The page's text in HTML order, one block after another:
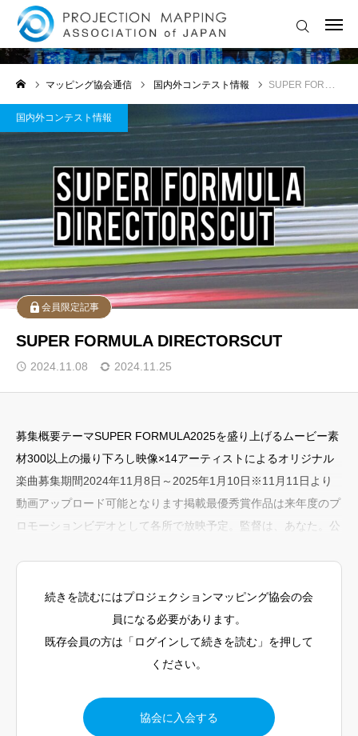
国内外コンテスト情報
マッピング協会通信 国内外コンテスト情報 SUPER FORMULA DIRECTORSCUT
国内外コンテスト情報
会員限定記事
SUPER FORMULA DIRECTORSCUT
2024.11.08 2024.11.25
募集概要テーマSUPER FORMULA2025を盛り上げるムービー素
材300以上の撮り下ろし映像×14アーティストによるオリジナル
楽曲募集期間2024年11月8日～2025年1月10日※11月11日より
動画アップロード可能となります掲載最優秀賞作品は来年度のプ
ロモーションビデオとして各所で放映予定。監督は、あなた。公
続きを読むにはプロジェクションマッピング協会の会
員になる必要があります。
既存会員の方は「ログインして続きを読む」を押して
ください。
協会に入会する
🔔 最新ニュース・お知らせ
💡ライトアートイベント情報
🏆 国内外コンテスト情報
🎓セミナー・ワークショップ
🎥 LIVE配信・アーカイブ
🤖 AI × 映像表現 特集
💬マッピングお悩み相談室
💡 クリエイター支援情報
📚過去の記事を見る
トップページ
国内外コンテスト情報
クリエイター支援情報
プロジェクションマッピング協会公式サイト
1minute Projection Mapping Competition
MAPPING WORLD